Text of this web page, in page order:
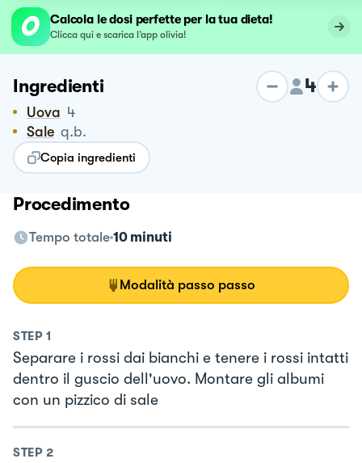
Calcola le dosi perfette per la tua dieta!
Clicca qui e scarica l’app olivia!
Ingredienti 4
Uova 4
Sale q.b.
Copia ingredienti
Procedimento
Tempo totale 10 minuti
Modalità passo passo
STEP 1
Separare i rossi dai bianchi e tenere i rossi intatti
dentro il guscio dell'uovo. Montare gli albumi
con un pizzico di sale
STEP 2